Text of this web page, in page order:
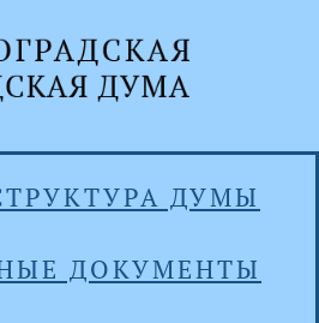
ДУМЫ
ДОКУМЕНТЫ